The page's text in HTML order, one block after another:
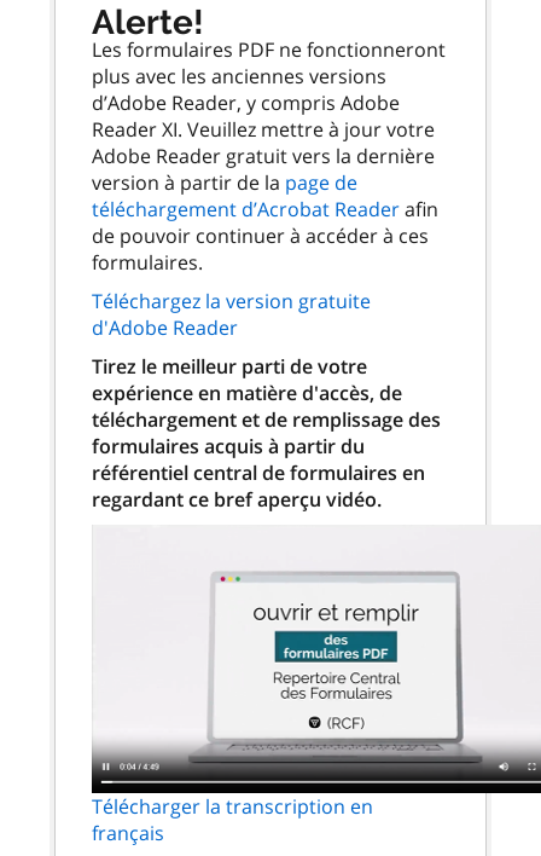
Alerte!
Les formulaires PDF ne fonctionneront
plus avec les anciennes versions
d’Adobe Reader, y compris Adobe
Reader XI. Veuillez mettre à jour votre
Adobe Reader gratuit vers la dernière
version à partir de la page de
téléchargement d’Acrobat Readerafin
de pouvoir continuer à accéder à ces
formulaires.
Téléchargez la version gratuite
d'Adobe Reader
Tirez le meilleur parti de votre
expérience en matière d'accès, de
téléchargement et de remplissage des
formulaires acquis à partir du
référentiel central de formulaires en
regardant ce bref aperçu vidéo.
Télécharger la transcription en
français